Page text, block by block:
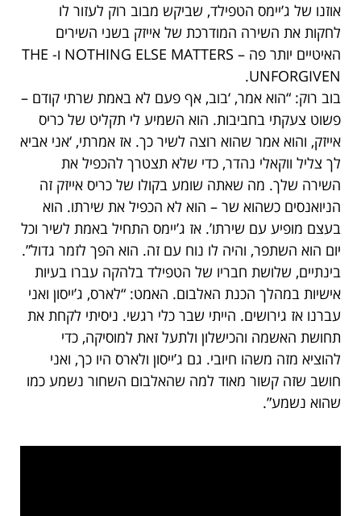
אוזנו של ג’יימס הטפילד, שביקש מבוב רוק לעזור לו
לחקות את השירה המודרכת של אייזק בשני השירים
האיטיים יותר פה – NOTHING ELSE MATTERS ו- THE
UNFORGIVEN.
בוב רוק: “הוא אמר, ‘בוב, אף פעם לא באמת שרתי קודם –
פשוט צעקתי בחביבות. הוא השמיע לי תקליט של כריס
אייזק, והוא אמר שהוא רוצה לשיר כך. אז אמרתי, ‘אני אביא
לך צליל ווקאלי נהדר, כדי שלא תצטרך להכפיל את
השירה שלך. מה שאתה שומע בקולו של כריס אייזק זה
הניואנסים כשהוא שר – הוא לא הכפיל את שירתו. הוא
בעצם מופיע עם שירתו’. אז ג’יימס התחיל באמת לשיר וכל
יום הוא השתפר, והיה לו נוח עם זה. הוא הפך לזמר גדול”.
בינתיים, שלושת חבריו של הטפילד בלהקה עברו בעיות
אישיות במהלך הכנת האלבום. האמט: “לארס, ג’ייסון ואני
עברנו אז גירושים. הייתי שבר כלי רגשי. ניסיתי לקחת את
תחושת האשמה והכישלון ולתעל זאת למוסיקה, כדי
להוציא מזה משהו חיובי. גם ג’ייסון ולארס היו כך, ואני
חושב שזה קשור מאוד למה שהאלבום השחור נשמע כמו
שהוא נשמע”.